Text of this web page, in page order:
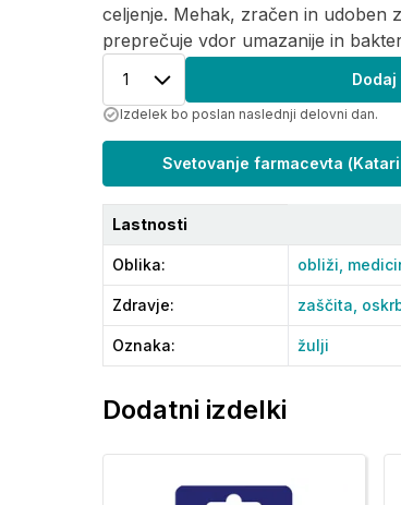
celjenje. Mehak, zračen in udoben
preprečuje vdor umazanije in
1
Izdelek bo poslan naslednji delovni dan.
Svetovanje farmacevta (
Lastnosti
Oblika: obliži,
Zdravje: zaščita,
Oznaka: žulji
Dodatni izdelki